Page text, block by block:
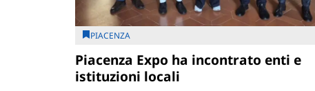
PIACENZA
Piacenza Expo ha incontrato enti e
istituzioni locali